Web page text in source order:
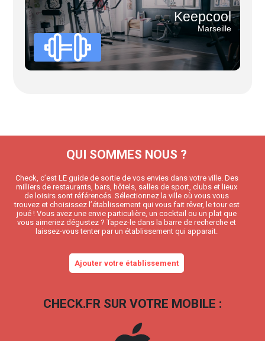
Keepcool
Marseille
QUI SOMMES NOUS ?
Check, c’est LE guide de sortie de vos envies dans votre ville. Des
milliers de restaurants, bars, hôtels, salles de sport, clubs et lieux
de loisirs sont référencés. Sélectionnez la ville où vous vous
trouvez et choisissez l’établissement qui vous fait rêver, le tour est
joué ! Vous avez une envie particulière, un cocktail ou un plat que
vous aimeriez dégustez ? Tapez-le dans la barre de recherche et
laissez-vous tenter par un établissement qui apparait.
Ajouter votre établissement
CHECK.FR SUR VOTRE MOBILE :